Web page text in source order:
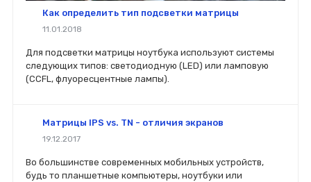
Как определить тип подсветки матрицы
11.01.2018
Для подсветки матрицы ноутбука используют системы
следующих типов: светодиодную (LED) или ламповую
(CCFL, флуоресцентные лампы).
Матрицы IPS vs. TN - отличия экранов
19.12.2017
Во большинстве современных мобильных устройств,
будь то планшетные компьютеры, ноутбуки или